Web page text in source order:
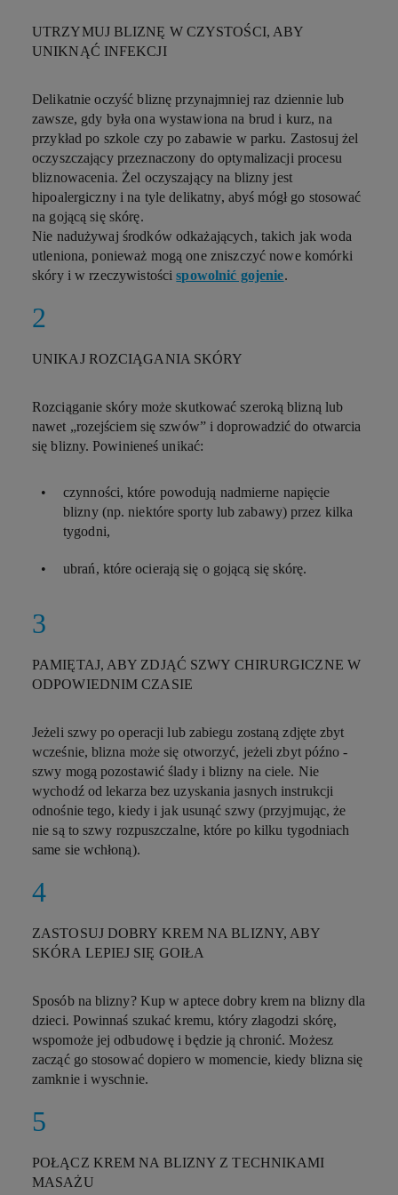
UTRZYMUJ BLIZNĘ W CZYSTOŚCI, ABY
UNIKNĄĆ INFEKCJI
Delikatnie oczyść bliznę przynajmniej raz dziennie lub
zawsze, gdy była ona wystawiona na brud i kurz, na
przykład po szkole czy po zabawie w parku. Zastosuj żel
oczyszczający przeznaczony do optymalizacji procesu
bliznowacenia. Żel oczyszający na blizny jest
hipoalergiczny i na tyle delikatny, abyś mógł go stosować
na gojącą się skórę.
Nie nadużywaj środków odkażających, takich jak woda
utleniona, ponieważ mogą one zniszczyć nowe komórki
skóry i w rzeczywistościspowolnić gojenie.
UNIKAJ ROZCIĄGANIA SKÓRY
Rozciąganie skóry może skutkować szeroką blizną lub
nawet „rozejściem się szwów” i doprowadzić do otwarcia
się blizny. Powinieneś unikać:
czynności, które powodują nadmierne napięcie
blizny (np. niektóre sporty lub zabawy) przez kilka
tygodni,
ubrań, które ocierają się o gojącą się skórę.
PAMIĘTAJ, ABY ZDJĄĆ SZWY CHIRURGICZNE W
ODPOWIEDNIM CZASIE
Jeżeli szwy po operacji lub zabiegu zostaną zdjęte zbyt
wcześnie, blizna może się otworzyć, jeżeli zbyt późno -
szwy mogą pozostawić ślady i blizny na ciele. Nie
wychodź od lekarza bez uzyskania jasnych instrukcji
odnośnie tego, kiedy i jak usunąć szwy (przyjmując, że
nie są to szwy rozpuszczalne, które po kilku tygodniach
same sie wchłoną).
ZASTOSUJ DOBRY KREM NA BLIZNY, ABY
SKÓRA LEPIEJ SIĘ GOIŁA
Sposób na blizny? Kup w aptece dobry krem na blizny dla
dzieci. Powinnaś szukać kremu, który złagodzi skórę,
wspomoże jej odbudowę i będzie ją chronić. Możesz
zacząć go stosować dopiero w momencie, kiedy blizna się
zamknie i wyschnie.
POŁĄCZ KREM NA BLIZNY Z TECHNIKAMI
MASAŻU